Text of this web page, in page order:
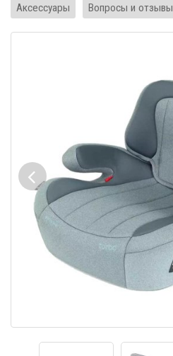
Аксессуары Вопросы и отзывы